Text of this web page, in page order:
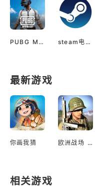
PUBG M(国际服绝地求生) steam电脑版下载
最新游戏
你画我猜 欧洲战场 二战英雄
相关游戏